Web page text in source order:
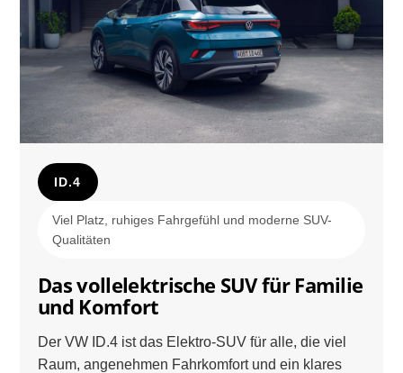
ID.4
Viel Platz, ruhiges Fahrgefühl und moderne SUV-
Qualitäten
Das vollelektrische SUV für Familie
und Komfort
Der VW ID.4 ist das Elektro-SUV für alle, die viel
Raum, angenehmen Fahrkomfort und ein klares